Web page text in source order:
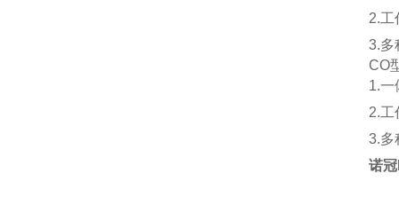
2.工
3.多
CO
1.一
2.工
3.多
诺